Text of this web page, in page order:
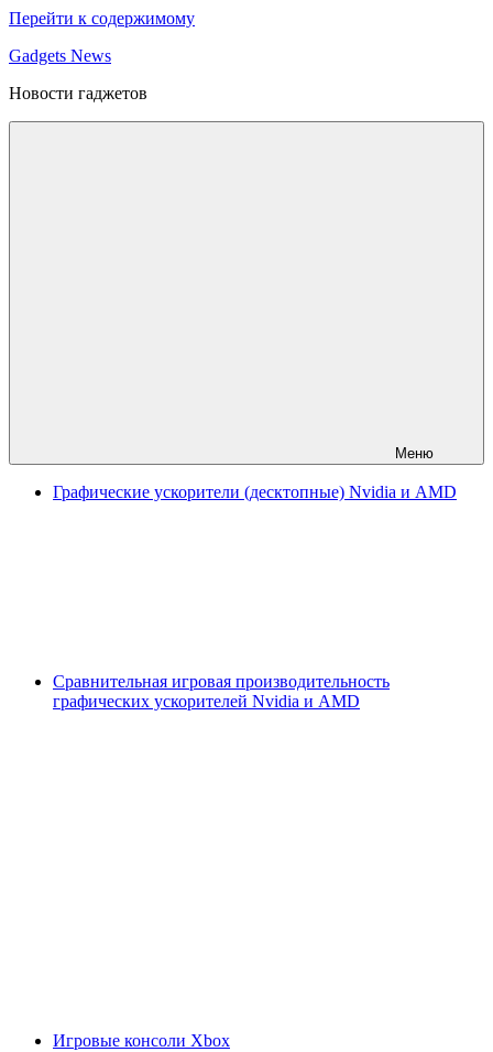
Перейти к содержимому
Gadgets News
Новости гаджетов
Меню
Графические ускорители (десктопные) Nvidia и AMD
Сравнительная игровая производительность
графических ускорителей Nvidia и AMD
Игровые консоли Xbox